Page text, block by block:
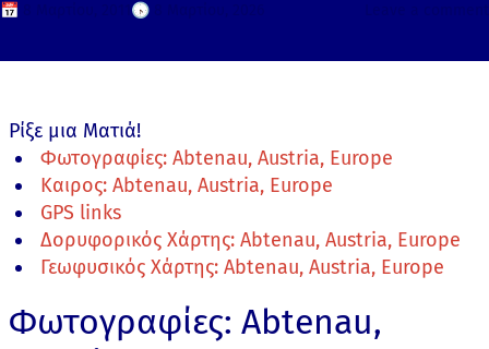
📅 🕟
Ρίξε μια Ματιά!
Φωτογραφίες: Abtenau, Austria, Europe
Καιρος: Abtenau, Austria, Europe
GPS links
Δορυφορικός Χάρτης: Abtenau, Austria, Europe
Γεωφυσικός Χάρτης: Abtenau, Austria, Europe
Φωτογραφίες: Abtenau,